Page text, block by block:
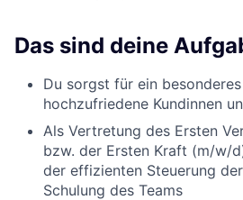
Das sind deine
Du sorgst für ein
hochzufriedene Kundinnen
Als Vertretung des Ersten
bzw. der Ersten Kraft (m/w/
der effizienten Steuerung
Schulung des Teams